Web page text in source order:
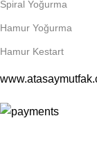
Spiral Yoğurma
Hamur Yoğurma
Hamur Kestart